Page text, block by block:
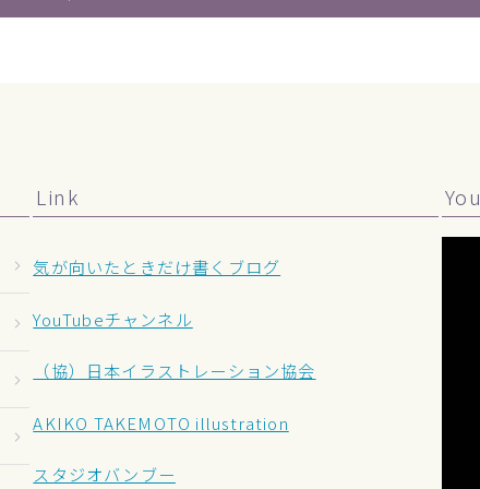
Link
気が向いたときだけ書くブログ
YouTubeチャンネル
（協）日本イラストレーション協会
AKIKO TAKEMOTO illustration
スタジオバンブー